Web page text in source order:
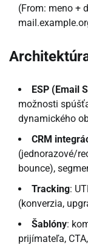
(From: meno +
ESP (Email
možnosti
dynamického
CRM
(jednorazové/
bounce),
Tracking:
(konverzia,
Šablóny:
prijímateľa,